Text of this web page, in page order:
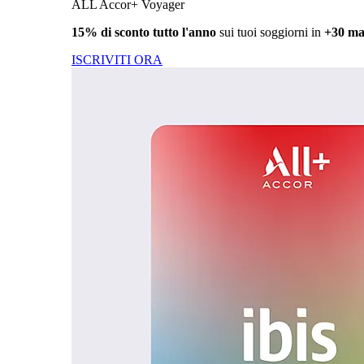
ALL Accor+ Voyager
15% di sconto tutto l'anno sui tuoi soggiorni in +30
ISCRIVITI ORA